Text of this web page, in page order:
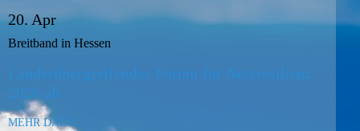
20. Apr
Breitband in Hessen
Länderübergreifendes Forum für Netzresilienz
2026 alt
MEHR DAZU